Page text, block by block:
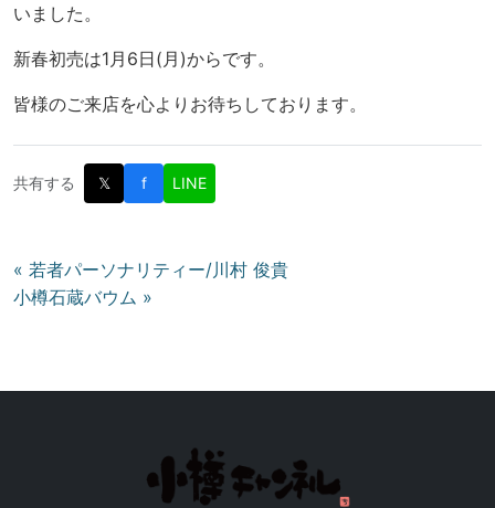
いました。
新春初売は1月6日(月)からです。
皆様のご来店を心よりお待ちしております。
共有する 𝕏 f LINE
投
稿
« 若者パーソナリティー/川村 俊貴
小樽石蔵バウム »